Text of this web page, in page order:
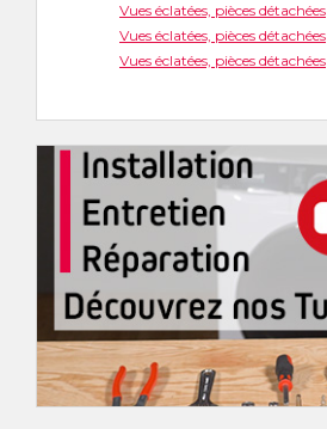
Vues éclatées, pièces détachées
Vues éclatées, pièces détachées
Vues éclatées, pièces détachées